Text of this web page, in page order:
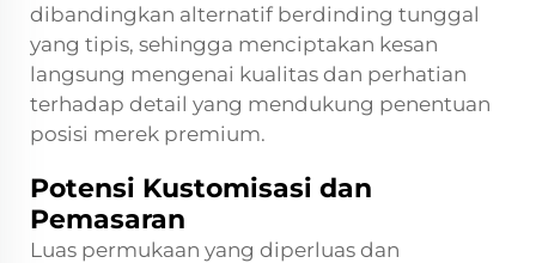
dibandingkan alternatif berdinding tunggal
yang tipis, sehingga menciptakan kesan
langsung mengenai kualitas dan perhatian
terhadap detail yang mendukung penentuan
posisi merek premium.
Potensi Kustomisasi dan
Pemasaran
Luas permukaan yang diperluas dan